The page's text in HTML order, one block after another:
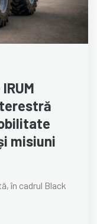
misiuni
în cadrul Black